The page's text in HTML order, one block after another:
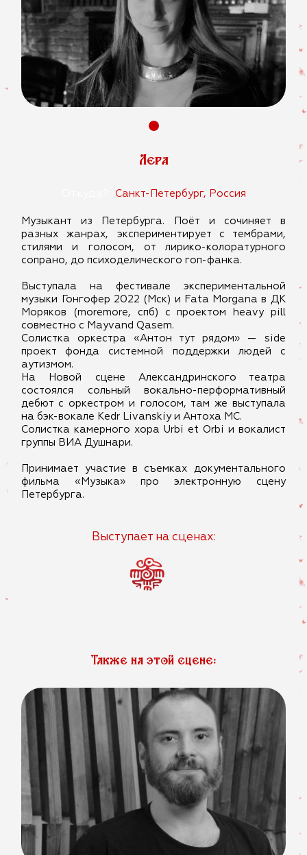
Лера
Санкт-Петербург, Россия
Музыкант из Петербурга. Поёт и сочиняет в
разных жанрах, экспериментирует с тембрами,
стилями и голосом, от лирико-колоратурного
сопрано, до психоделического гоп-фанка.
Выступала на фестивале экспериментальной
музыки Гонгофер 2022 (Мск) и Fata Morgana в ДК
Моряков (moremore, спб) с проектом heavy pill
совместно с Mayvand Qasem.
Солистка оркестра «Антон тут рядом» — side
проект фонда системной поддержки людей с
аутизмом.
На Новой сцене Александринского театра
состоялся сольный вокально-перформативный
дебют с оркестром и голосом, там же выступала
на бэк-вокале Kedr Livanskiy и Антоха МС.
Солистка камерного хора Urbi et Orbi и вокалист
группы ВИА Душнари.
Принимает участие в съемках документального
фильма «Музыка» про электронную сцену
Петербурга.
Выступает на сценах:
Также на этой сцене: